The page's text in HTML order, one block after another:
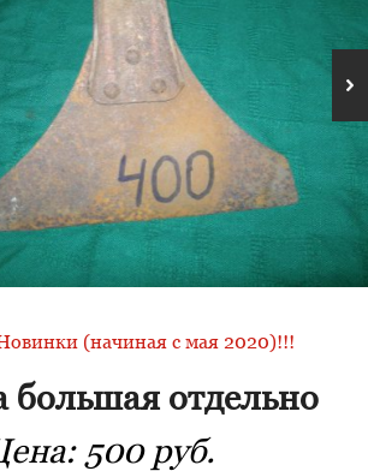
(начиная с мая 2020)!!!
отдельно
500 руб.